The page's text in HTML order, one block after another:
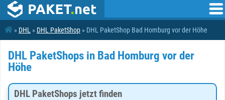
» DHL » DHL PaketShop » DHL PaketShop Bad Homburg vor der Höhe
DHL PaketShops in Bad Homburg vor der
Höhe
DHL PaketShops jetzt finden